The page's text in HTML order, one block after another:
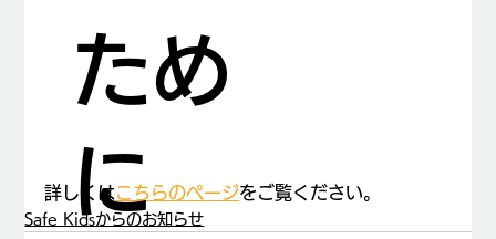
ため
に
詳しくはこちらのページをご覧ください。
Safe Kidsからのお知らせ